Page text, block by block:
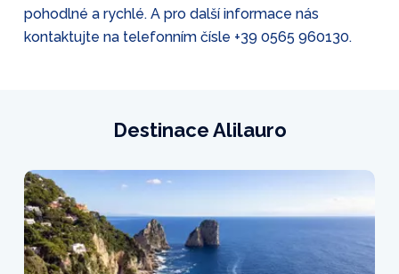
pohodlné a rychlé. A pro další informace nás
kontaktujte na telefonním čísle +39 0565 960130.
Destinace Alilauro